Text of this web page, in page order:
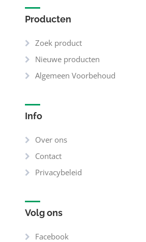
Producten
Zoek product
Nieuwe producten
Algemeen Voorbehoud
Info
Over ons
Contact
Privacybeleid
Volg ons
Facebook